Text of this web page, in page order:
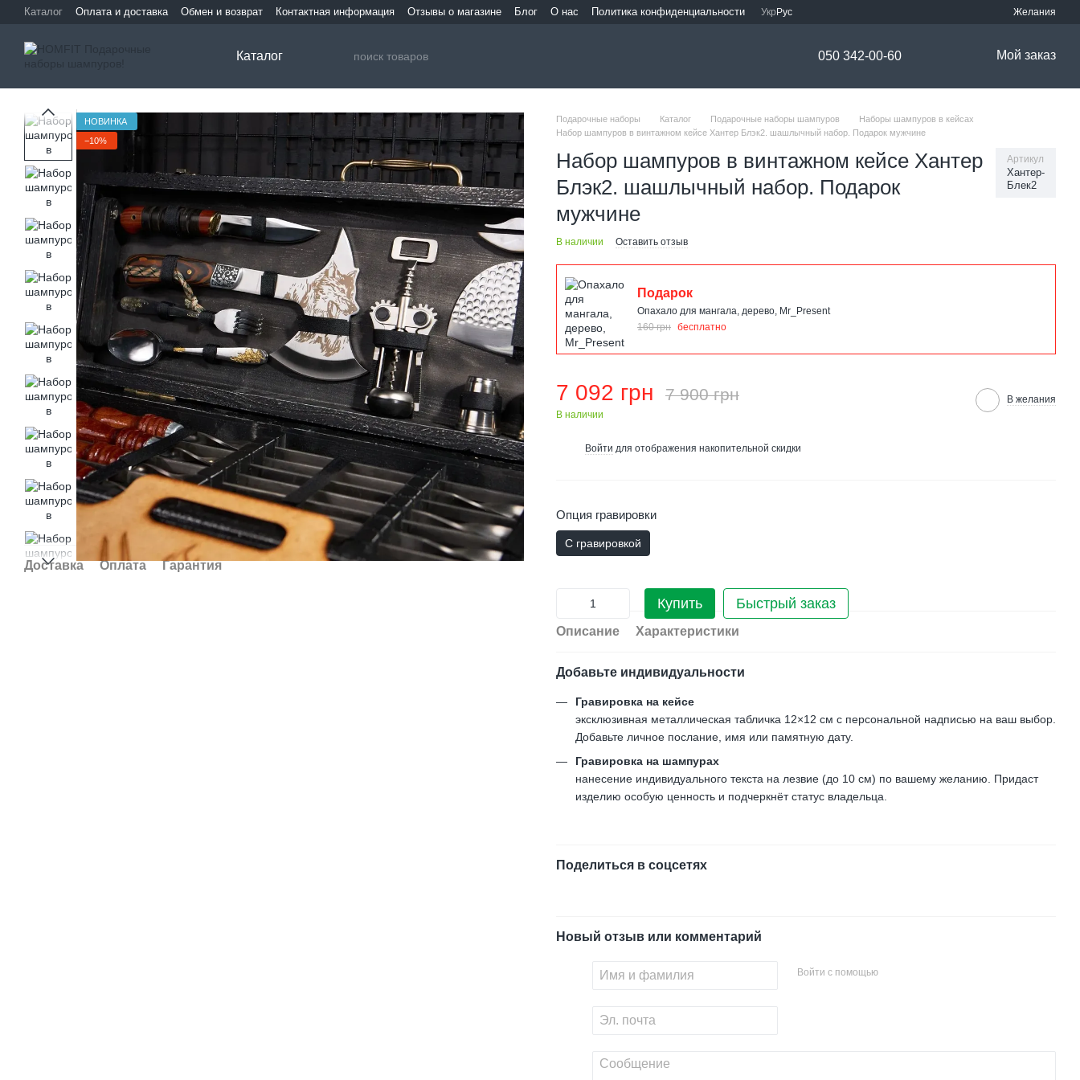
Перейти к основному контенту
Каталог Оплата и доставка Обмен и возврат Контактная информация Отзывы о магазине Блог О нас Политика конфиденциальности Укр Рус Желания
Каталог 050 342-00-60 Мой заказ
НОВИНКА
−10%
Доставка Оплата Гарантия
Подарочные наборы Каталог Подарочные наборы шампуров
Наборы шампуров в кейсах
Набор шампуров в винтажном кейсе Хантер Блэк2. шашлычный набор. Подарок мужчине
Набор шампуров в винтажном кейсе Хантер
Блэк2. шашлычный набор. Подарок
мужчине
Артикул
Хантер-
Блек2
В наличии Оставить отзыв
Подарок
Опахало для мангала, дерево, Mr_Present
160 грн бесплатно
7 092 грн 7 900 грн
В наличии
В желания
Войти для отображения накопительной скидки
Опция гравировки
С гравировкой
Купить Быстрый заказ
Описание Характеристики
Добавьте индивидуальности
Гравировка на кейсе
эксклюзивная металлическая табличка 12×12 см с персональной надписью на ваш выбор.
Добавьте личное послание, имя или памятную дату.
Гравировка на шампурах
нанесение индивидуального текста на лезвие (до 10 см) по вашему желанию. Придаст
изделию особую ценность и подчеркнёт статус владельца.
Поделиться в соцсетях
Новый отзыв или комментарий
Войти с помощью